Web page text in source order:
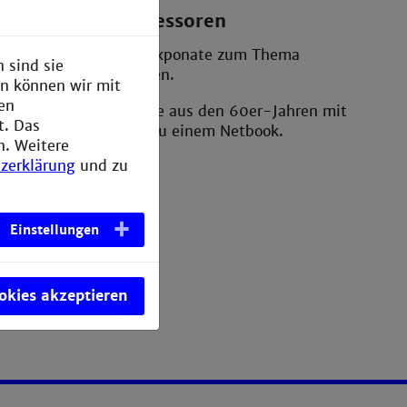
und Prozessoren
zeigen wir Ihnen Exponate zum Thema
und Prozessoren.
von der Lochkarte aus den 60er-Jahren mit
Bytes bis hin zu einem Netbook.
sind sie
können wir mit
Das
Weitere
und zu
Einstellungen
akzeptieren